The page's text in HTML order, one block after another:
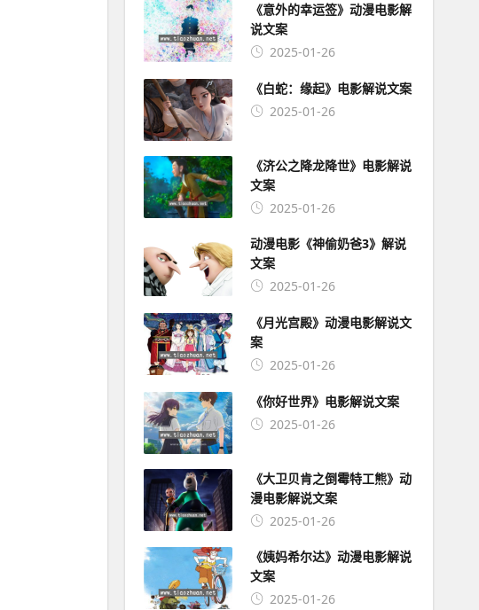
《意外的幸运签》动漫电影解
说文案
2025-01-26
《白蛇：缘起》电影解说文案
2025-01-26
《济公之降龙降世》电影解说
文案
2025-01-26
动漫电影《神偷奶爸3》解说
文案
2025-01-26
《月光宫殿》动漫电影解说文
案
2025-01-26
《你好世界》电影解说文案
2025-01-26
《大卫贝肯之倒霉特工熊》动
漫电影解说文案
2025-01-26
《姨妈希尔达》动漫电影解说
文案
2025-01-26